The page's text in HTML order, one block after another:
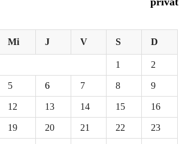
Mi J V S D
1 2
5 6 7 8 9
12 13 14 15 16
19 20 21 22 23